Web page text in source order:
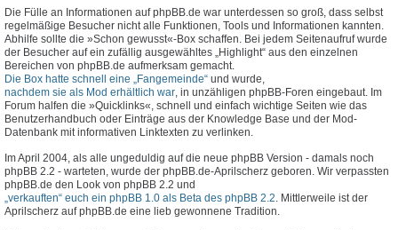
Die Fülle an Informationen auf phpBB.de war unterdessen so groß, dass selbst
regelmäßige Besucher nicht alle Funktionen, Tools und Informationen kannten.
Abhilfe sollte die »Schon gewusst«-Box schaffen. Bei jedem Seitenaufruf wurde
der Besucher auf ein zufällig ausgewähltes „Highlight“ aus den einzelnen
Bereichen von phpBB.de aufmerksam gemacht.
Die Box hatte schnell eine „Fangemeinde“ und wurde,
nachdem sie als Mod erhältlich war , in unzähligen phpBB-Foren eingebaut. Im
Forum halfen die »Quicklinks«, schnell und einfach wichtige Seiten wie das
Benutzerhandbuch oder Einträge aus der Knowledge Base und der Mod-
Datenbank mit informativen Linktexten zu verlinken.
Im April 2004, als alle ungeduldig auf die neue phpBB Version - damals noch
phpBB 2.2 - warteten, wurde der phpBB.de-Aprilscherz geboren. Wir verpassten
phpBB.de den Look von phpBB 2.2 und
„verkauften“ euch ein phpBB 1.0 als Beta des phpBB 2.2. Mittlerweile ist der
Aprilscherz auf phpBB.de eine lieb gewonnene Tradition.